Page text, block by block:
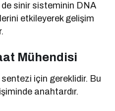
sinir sisteminin DNA
etkileyerek gelişim
Mühendisi
için gereklidir. Bu
anahtardır.